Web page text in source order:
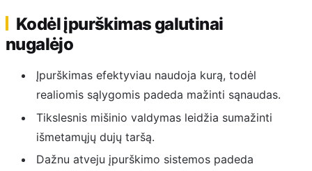
Kodėl įpurškimas galutinai
nugalėjo
Įpurškimas efektyviau naudoja kurą, todėl
realiomis sąlygomis padeda mažinti sąnaudas.
Tikslesnis mišinio valdymas leidžia sumažinti
išmetamųjų dujų taršą.
Dažnu atveju įpurškimo sistemos padeda